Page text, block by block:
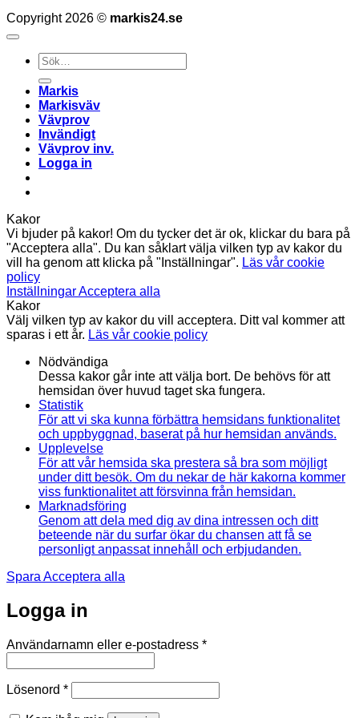
Copyright 2026 © markis24.se
Sök
efter:
Markis
Markisväv
Vävprov
Invändigt
Vävprov inv.
Logga in
Kakor
Vi bjuder på kakor! Om du tycker det är ok, klickar du bara på
"Acceptera alla". Du kan såklart välja vilken typ av kakor du
vill ha genom att klicka på "Inställningar". Läs vår cookie
policy
InställningarAcceptera alla
Kakor
Välj vilken typ av kakor du vill acceptera. Ditt val kommer att
sparas i ett år. Läs vår cookie policy
Nödvändiga
Dessa kakor går inte att välja bort. De behövs för att
hemsidan över huvud taget ska fungera.
Statistik
För att vi ska kunna förbättra hemsidans funktionalitet
och uppbyggnad, baserat på hur hemsidan används.
Upplevelse
För att vår hemsida ska prestera så bra som möjligt
under ditt besök. Om du nekar de här kakorna kommer
viss funktionalitet att försvinna från hemsidan.
Marknadsföring
Genom att dela med dig av dina intressen och ditt
beteende när du surfar ökar du chansen att få se
personligt anpassat innehåll och erbjudanden.
Spara Acceptera alla
Logga in
Användarnamn eller e-postadress *Obligatoriskt
Lösenord *Obligatoriskt